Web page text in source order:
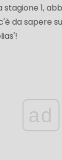
stagione 1,
da sapere
ad